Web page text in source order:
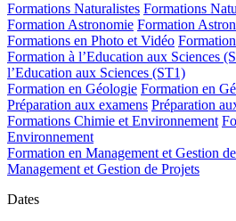
Formations Naturalistes Formations
Formation Astronomie Formation
Formations en Photo et Vidéo
Formation à l’Education aux Sciences
l’Education aux Sciences (ST1)
Formation en Géologie Formation en
Préparation aux examens Préparation
Formations Chimie et Environnement
Environnement
Formation en Management et Gestion
Management et Gestion de Projets
Dates